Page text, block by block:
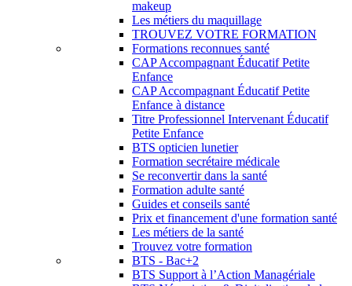
makeup
Les métiers du maquillage
TROUVEZ VOTRE FORMATION
Formations reconnues santé
CAP Accompagnant Éducatif Petite
Enfance
CAP Accompagnant Éducatif Petite
Enfance à distance
Titre Professionnel Intervenant Éducatif
Petite Enfance
BTS opticien lunetier
Formation secrétaire médicale
Se reconvertir dans la santé
Formation adulte santé
Guides et conseils santé
Prix et financement d'une formation santé
Les métiers de la santé
Trouvez votre formation
BTS - Bac+2
BTS Support à l’Action Managériale